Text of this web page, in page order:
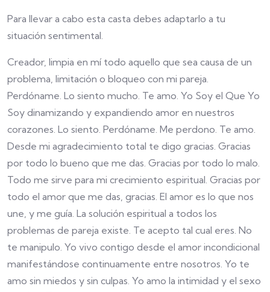
Para llevar a cabo esta casta debes adaptarlo a tu
situación sentimental.
Creador, limpia en mí todo aquello que sea causa de un
problema, limitación o bloqueo con mi pareja.
Perdóname. Lo siento mucho. Te amo. Yo Soy el Que Yo
Soy dinamizando y expandiendo amor en nuestros
corazones. Lo siento. Perdóname. Me perdono. Te amo.
Desde mi agradecimiento total te digo gracias. Gracias
por todo lo bueno que me das. Gracias por todo lo malo.
Todo me sirve para mi crecimiento espiritual. Gracias por
todo el amor que me das, gracias. El amor es lo que nos
une, y me guía. La solución espiritual a todos los
problemas de pareja existe. Te acepto tal cual eres. No
te manipulo. Yo vivo contigo desde el amor incondicional
manifestándose continuamente entre nosotros. Yo te
amo sin miedos y sin culpas. Yo amo la intimidad y el sexo